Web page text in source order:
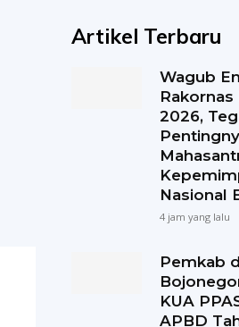
Artikel Terbaru
Wagub
Rakornas
2026,
Nasional
4 jam yang lalu
Pemkab
KUA
APBD